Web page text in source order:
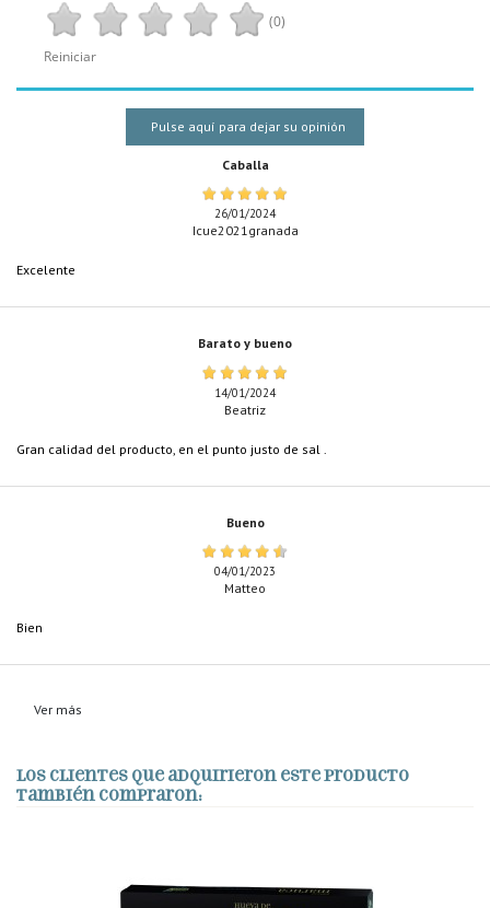
(0)
Reiniciar
Pulse aquí para dejar su opinión
Caballa
26/01/2024
Icue2021granada
Excelente
Barato y bueno
14/01/2024
Beatriz
Gran calidad del producto, en el punto justo de sal .
Bueno
04/01/2023
Matteo
Bien
Ver más
Los clientes que adquirieron este producto
también compraron: